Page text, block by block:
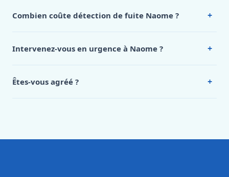
Combien coûte détection de fuite Naome ? +
appelez le 0472 53 24 26.
Intervenez-vous en urgence à Naome ? +
Êtes-vous agréé ? +